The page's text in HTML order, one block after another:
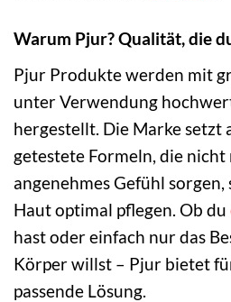
Warum Pjur? Qualität, die
Pjur Produkte werden mit
unter Verwendung
hergestellt. Die Marke setzt
getestete Formeln, die
angenehmes Gefühl
Haut optimal pflegen. Ob du
hast oder einfach nur das
Körper willst – Pjur bietet
passende Lösung.